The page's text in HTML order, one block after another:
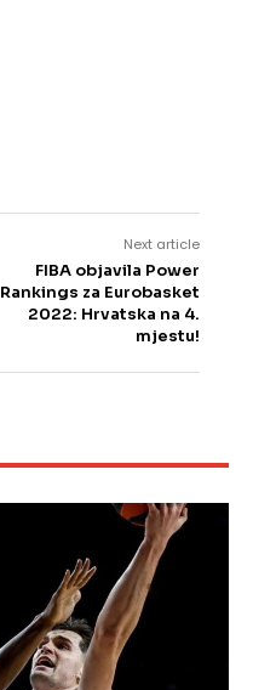
Next article
FIBA objavila Power
Rankings za Eurobasket
2022: Hrvatska na 4.
mjestu!